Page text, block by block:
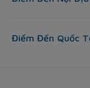
Điểm Đến Quốc